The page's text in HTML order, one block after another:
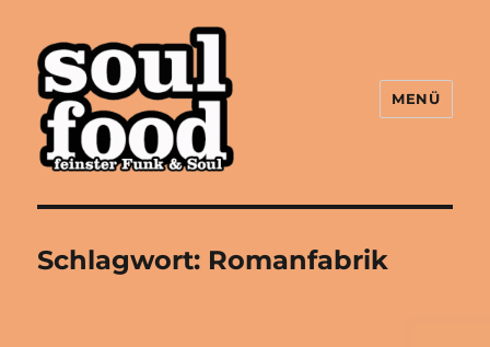
Soulfood FFM
MENÜ
Schlagwort: Romanfabrik